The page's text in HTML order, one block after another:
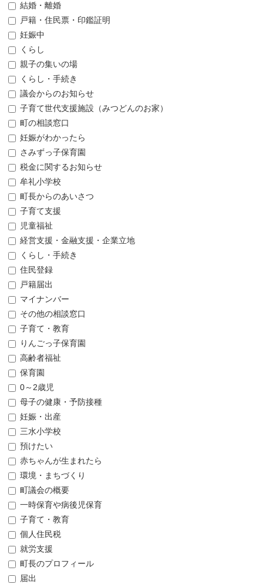
結婚・離婚
戸籍・住民票・印鑑証明
妊娠中
くらし
親子の集いの場
くらし・手続き
議会からのお知らせ
子育て世代支援施設（みつどんのお家）
町の相談窓口
妊娠がわかったら
さみずっ子保育園
税金に関するお知らせ
牟礼小学校
町長からのあいさつ
子育て支援
児童福祉
経営支援・金融支援・企業立地
くらし・手続き
住民登録
戸籍届出
マイナンバー
その他の相談窓口
子育て・教育
りんごっ子保育園
高齢者福祉
保育園
0～2歳児
母子の健康・予防接種
妊娠・出産
三水小学校
預けたい
赤ちゃんが生まれたら
環境・まちづくり
町議会の概要
一時保育や病後児保育
子育て・教育
個人住民税
就労支援
町長のプロフィール
届出